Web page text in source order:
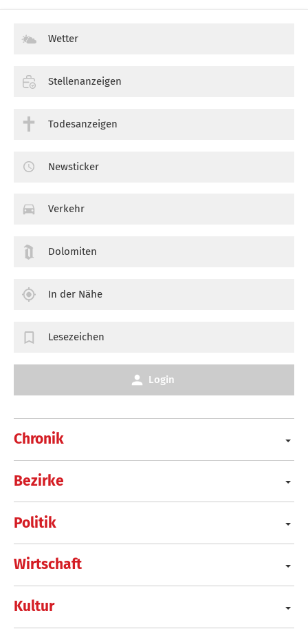
Chronik
Bezirke
Politik
Wirtschaft
Kultur
Wetter
Stellenanzeigen
Todesanzeigen
Newsticker
Verkehr
Dolomiten
In der Nähe
Lesezeichen
Login